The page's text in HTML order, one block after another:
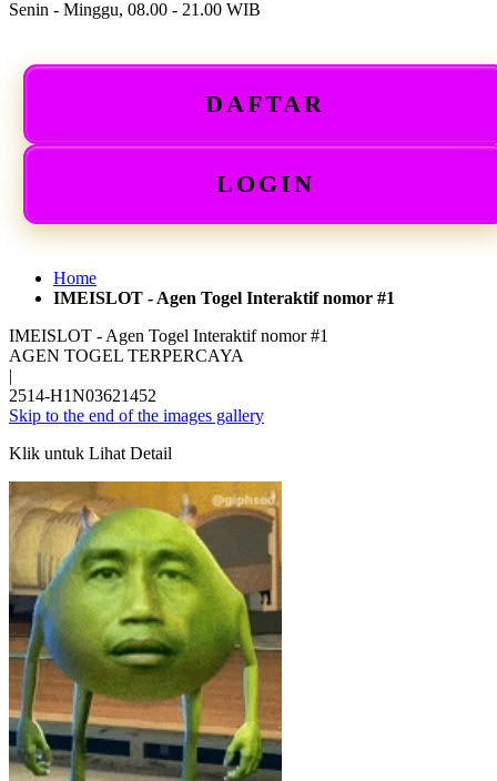
Senin - Minggu, 08.00 - 21.00 WIB
DAFTAR
LOGIN
Home
IMEISLOT - Agen Togel Interaktif nomor #1
IMEISLOT - Agen Togel Interaktif nomor #1
AGEN TOGEL TERPERCAYA
|
2514-H1N03621452
Skip to the end of the images gallery
Klik untuk Lihat Detail